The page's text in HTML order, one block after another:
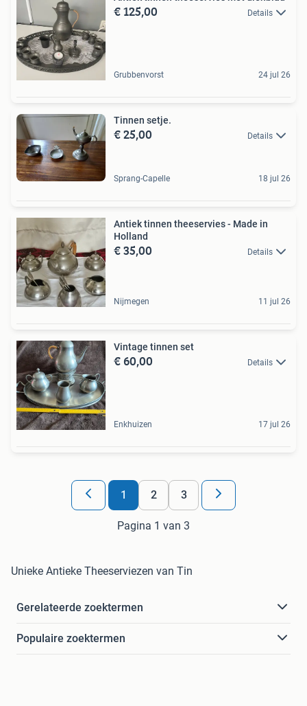
€ 125,00 Details
Grubbenvorst 24 jul 26
Tinnen setje.
€ 25,00 Details
Sprang-Capelle 18 jul 26
Antiek tinnen theeservies - Made in
Holland
€ 35,00 Details
Nijmegen 11 jul 26
Vintage tinnen set
€ 60,00 Details
Enkhuizen 17 jul 26
1 2 3
Pagina 1 van 3
Unieke Antieke Theeserviezen van Tin
Gerelateerde zoektermen
Populaire zoektermen